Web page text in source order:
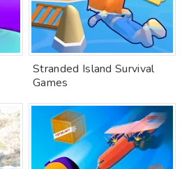
Stranded Island Survival
Games